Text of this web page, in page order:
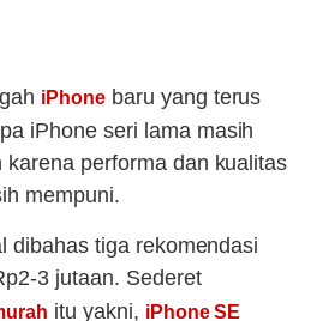
iPhonebaru yang terus
iPhone seri lama masih
performa dan kualitas
mempuni.
dibahas tiga rekomendasi
3 jutaan. Sederet
itu yakni, iPhone SE